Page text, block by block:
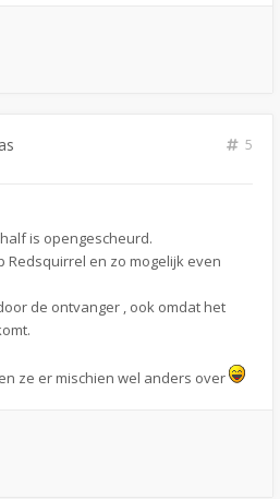
5
is opengescheurd.
Redsquirrel en zo mogelijk even
de ontvanger , ook omdat het
ze er mischien wel anders over